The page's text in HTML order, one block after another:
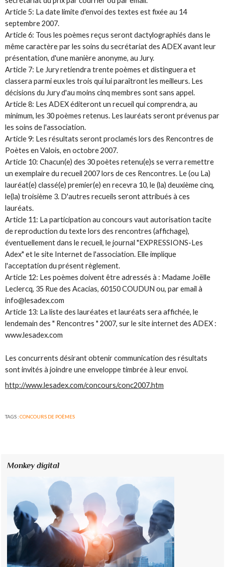
Article 5: La date limite d'envoi des textes est fixée au 14
septembre 2007.
Article 6: Tous les poèmes reçus seront dactylographiés dans le
même caractère par les soins du secrétariat des ADEX avant leur
présentation, d'une manière anonyme, au Jury.
Article 7: Le Jury retiendra trente poèmes et distinguera et
classera parmi eux les trois qui lui paraîtront les meilleurs. Les
décisions du Jury d'au moins cinq membres sont sans appel.
Article 8: Les ADEX éditeront un recueil qui comprendra, au
minimum, les 30 poèmes retenus. Les lauréats seront prévenus par
les soins de l'association.
Article 9: Les résultats seront proclamés lors des Rencontres de
Poètes en Valois, en octobre 2007.
Article 10: Chacun(e) des 30 poètes retenu(e)s se verra remettre
un exemplaire du recueil 2007 lors de ces Rencontres. Le (ou La)
lauréat(e) classé(e) premier(e) en recevra 10, le (la) deuxième cinq,
le(la) troisième 3. D'autres recueils seront attribués à ces
lauréats.
Article 11: La participation au concours vaut autorisation tacite
de reproduction du texte lors des rencontres (affichage),
éventuellement dans le recueil, le journal "EXPRESSIONS-Les
Adex" et le site Internet de l'association. Elle implique
l'acceptation du présent règlement.
Article 12: Les poèmes doivent être adressés à : Madame Joëlle
Leclercq, 35 Rue des Acacias, 60150 COUDUNou, par email à
info@lesadex.com
Article 13: La liste des lauréates et lauréats sera affichée, le
lendemain des " Rencontres " 2007, sur le site internet des ADEX :
www.lesadex.com
Les concurrents désirant obtenir communication des résultats
sont invités à joindre une enveloppe timbrée à leur envoi.
http://www.lesadex.com/concours/conc2007.htm
TAGS :CONCOURS DE POÈMES
Monkey digital